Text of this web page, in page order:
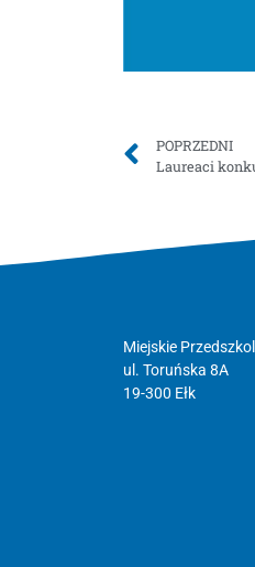
POPRZEDNI
Laureaci
Miejskie
ul. Toruńska 8A
19-300 Ełk